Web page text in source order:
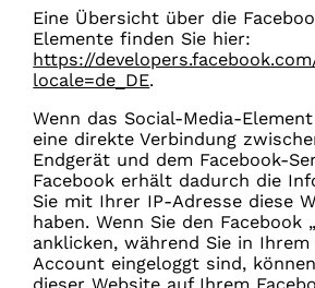
Eine Übersicht über die
Elemente finden Sie hier:
https://
locale=de_DE.
Wenn das Social-Media-
eine direkte Verbindung
Endgerät und dem Facebook-
Facebook erhält dadurch die
Sie mit Ihrer IP-Adresse diese
haben. Wenn Sie den Facebook
anklicken, während Sie in Ihrem
Account eingeloggt sind,